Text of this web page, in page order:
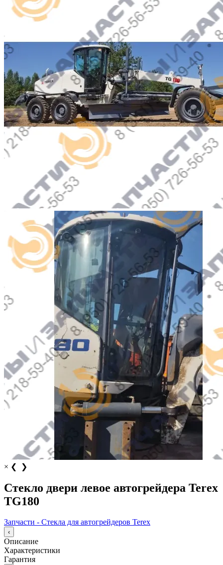
× ❮ ❯
Стекло двери левое автогрейдера Terex
TG180
Запчасти - Стекла для автогрейдеров Теrех
‹
Описание
Характеристики
Гарантия